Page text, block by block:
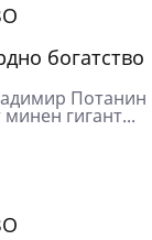
богатство
гигант...